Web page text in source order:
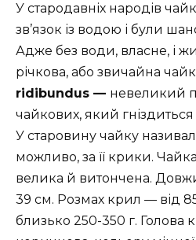
У стародавніх народів
зв’язок із во­дою і були
Адже без води, власне, і
річкова, або звичайна
ridibundus — невеликий
чайкових, який гніздиться
У старовину чайку
можливо, за її крики.
велика й витончена.
39 см. Розмах крил — від
близько 250-350 г. Голова